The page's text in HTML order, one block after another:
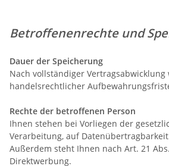
Betroffenenrechte und
Dauer der Speicherung
Nach vollständiger
handelsrechtlicher
Rechte der betroffenen Person
Ihnen stehen bei Vorliegen der
Verarbeitung, auf
Außerdem steht Ihnen nach Art. 21
Direktwerbung.